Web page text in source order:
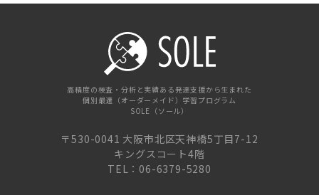
高精度の検査・分析と実績ある発達支援から生まれた
個別最適（オーダーメイド）学習プログラム
SOLE（ソール）
〒530-0041 大阪市北区天神橋5丁目7-12
キングスコート4階
TEL：06-6379-5280